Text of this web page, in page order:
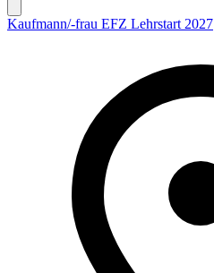
Kaufmann/-frau EFZ Lehrstart 2027